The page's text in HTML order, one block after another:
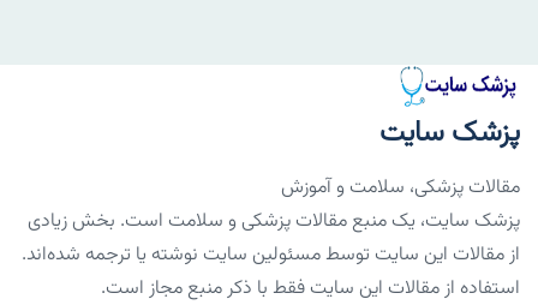
پزشک سایت
مقالات پزشکی، سلامت و آموزش
پزشک سایت، یک منبع مقالات پزشکی و سلامت است. بخش زیادی
از مقالات این سایت توسط مسئولین سایت نوشته یا ترجمه شده‌اند.
استفاده از مقالات این سایت فقط با ذکر منبع مجاز است.